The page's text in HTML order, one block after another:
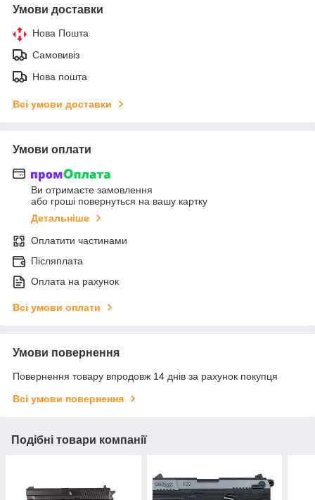
Умови доставки
Нова Пошта
Самовивіз
Нова пошта
Всі умови доставки
Умови оплати
Ви отримаєте замовлення
або гроші повернуться на вашу картку
Детальніше
Оплатити частинами
Післяплата
Оплата на рахунок
Всі умови оплати
Умови повернення
Повернення товару впродовж 14 днів за рахунок покупця
Всі умови повернення
Подібні товари компанії